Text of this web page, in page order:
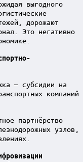
выгодного
дорожают
Это негативно
— субсидии на
компаний
партнёрство
узлов,